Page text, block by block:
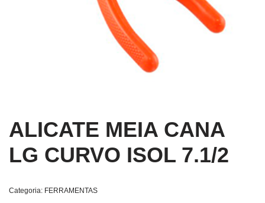
ALICATE MEIA CANA
LG CURVO ISOL 7.1/2
Categoria: FERRAMENTAS